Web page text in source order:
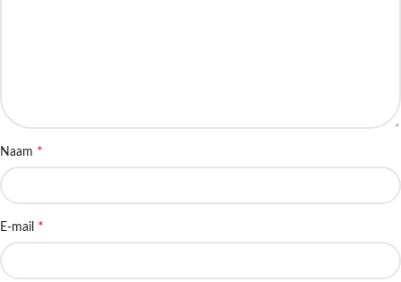
Naam *
E-mail *